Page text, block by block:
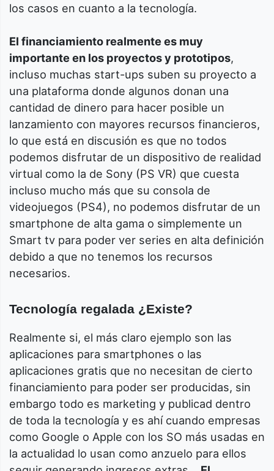
los casos en cuanto a la tecnología.
El financiamiento realmente es muy
importante en los proyectos y prototipos,
incluso muchas start-ups suben su proyecto a
una plataforma donde algunos donan una
cantidad de dinero para hacer posible un
lanzamiento con mayores recursos financieros,
lo que está en discusión es que no todos
podemos disfrutar de un dispositivo de realidad
virtual como la de Sony (PS VR) que cuesta
incluso mucho más que su consola de
videojuegos (PS4), no podemos disfrutar de un
smartphone de alta gama o simplemente un
Smart tv para poder ver series en alta definición
debido a que no tenemos los recursos
necesarios.
Tecnología regalada ¿Existe?
Realmente si, el más claro ejemplo son las
aplicaciones para smartphones o las
aplicaciones gratis que no necesitan de cierto
financiamiento para poder ser producidas, sin
embargo todo es marketing y publicad dentro
de toda la tecnología y es ahí cuando empresas
como Google o Apple con los SO más usadas en
la actualidad lo usan como anzuelo para ellos